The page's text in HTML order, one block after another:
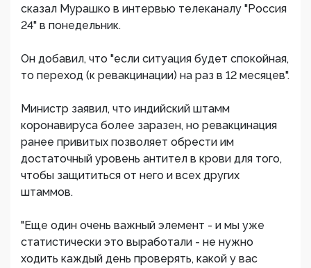
сказал Мурашко в интервью телеканалу "Россия
24" в понедельник.
Он добавил, что "если ситуация будет спокойная,
то переход (к ревакцинации) на раз в 12 месяцев".
Министр заявил, что индийский штамм
коронавируса более заразен, но ревакцинация
ранее привитых позволяет обрести им
достаточный уровень антител в крови для того,
чтобы защититься от него и всех других
штаммов.
"Еще один очень важный элемент - и мы уже
статистически это выработали - не нужно
ходить каждый день проверять, какой у вас